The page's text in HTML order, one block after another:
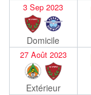
3 Sep 2023
Domicile
27 Août 2023
Extérieur